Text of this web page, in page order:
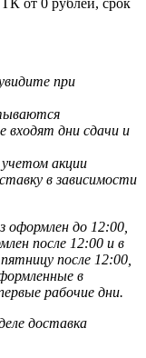
от 0 рублей, срок
при
входят дни сдачи и
акции
в зависимости
оформлен до 12:00,
после 12:00 и в
после 12:00,
в
рабочие дни.
доставка